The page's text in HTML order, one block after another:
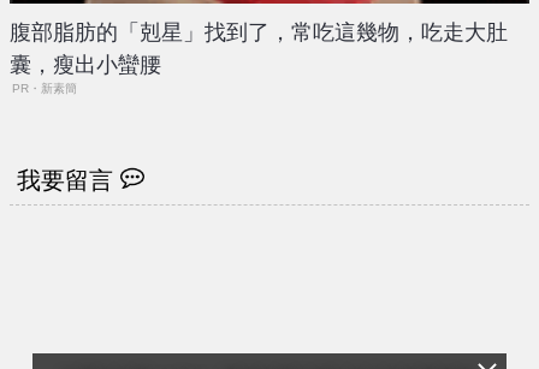
腹部脂肪的「剋星」找到了，常吃這幾物，吃走大肚
囊，瘦出小蠻腰
PR・新素簡
我要留言